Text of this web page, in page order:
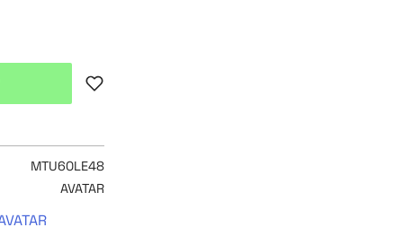
Lägg till i favoriter
MTU60LE48
AVATAR